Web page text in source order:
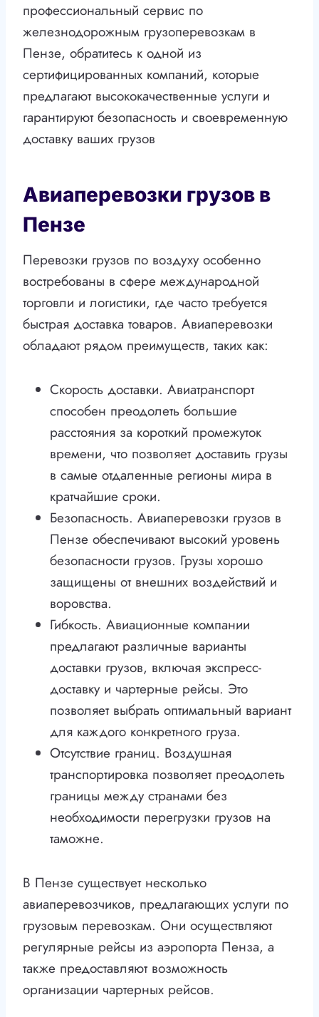
профессиональный сервис по
железнодорожным грузоперевозкам в
Пензе, обратитесь к одной из
сертифицированных компаний, которые
предлагают высококачественные услуги и
гарантируют безопасность и своевременную
доставку ваших грузов
Авиаперевозки грузов в
Пензе
Перевозки грузов по воздуху особенно
востребованы в сфере международной
торговли и логистики, где часто требуется
быстрая доставка товаров. Авиаперевозки
обладают рядом преимуществ, таких как:
Скорость доставки. Авиатранспорт
способен преодолеть большие
расстояния за короткий промежуток
времени, что позволяет доставить грузы
в самые отдаленные регионы мира в
кратчайшие сроки.
Безопасность. Авиаперевозки грузов в
Пензе обеспечивают высокий уровень
безопасности грузов. Грузы хорошо
защищены от внешних воздействий и
воровства.
Гибкость. Авиационные компании
предлагают различные варианты
доставки грузов, включая экспресс-
доставку и чартерные рейсы. Это
позволяет выбрать оптимальный вариант
для каждого конкретного груза.
Отсутствие границ. Воздушная
транспортировка позволяет преодолеть
границы между странами без
необходимости перегрузки грузов на
таможне.
В Пензе существует несколько
авиаперевозчиков, предлагающих услуги по
грузовым перевозкам. Они осуществляют
регулярные рейсы из аэропорта Пенза, а
также предоставляют возможность
организации чартерных рейсов.